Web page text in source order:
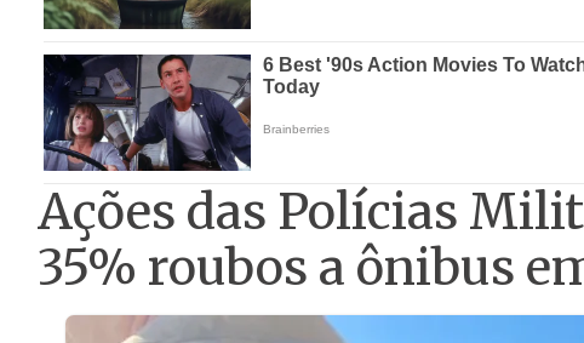
Ações das Polícias
35% roubos a ônibus